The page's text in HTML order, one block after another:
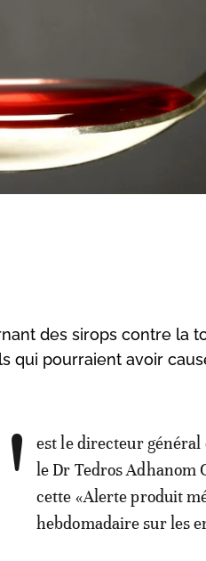
des sirops contre la
qui pourraient avoir
est le directeur général
le Dr Tedros Adhanom
cette «Alerte produit
hebdomadaire sur les